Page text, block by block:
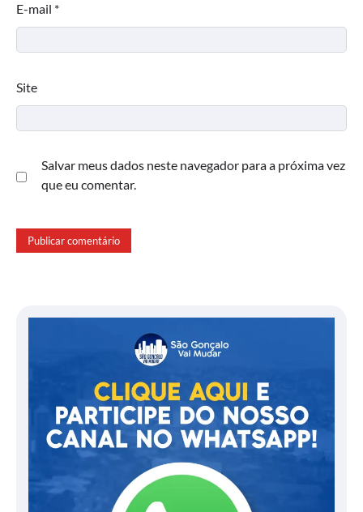
E-mail *
Site
Salvar meus dados neste navegador para a próxima vez
que eu comentar.